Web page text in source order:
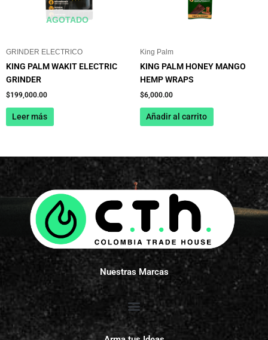
AGOTADO
GRINDER ELECTRICO
KING PALM WAKIT ELECTRIC
GRINDER
$199,000.00
Leer más
King Palm
KING PALM HONEY MANGO
HEMP WRAPS
$6,000.00
Añadir al carrito
Nuestras Marcas